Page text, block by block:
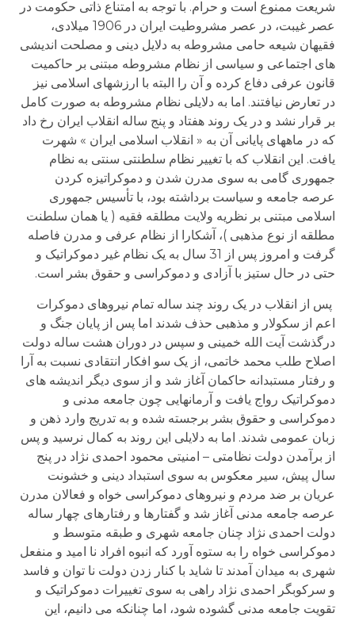
شریعت ممنوع است و حرام. با توجه به امتناع ذاتی حکومت در
عصر غیبت، در عصر مشروطیت ایران در 1906 میلادی،
فقیهان شیعه حامی مشروطه به دلایل دینی و مصلحت اندیشی
های اجتماعی و سیاسی از نظام مشروطه مبتنی بر حاکمیت
قانون عرفی دفاع کرده و آن را البته با ارزشهای اسلامی نیز
در تعارض نیافتند. اما به دلایلی نظام مشروطه به صورت کامل
بر قرار نشد و در یک روند هفتاد و پنج ساله انقلاب ایران رخ داد
که در ماههای پایانی آن به « انقلاب اسلامی ایران » شهرت
یافت. این انقلاب که با تغییر نظام سلطنتی سنتی به نظام
جمهوری گامی به سوی مدرن شدن و دموکراتیزه کردن
عرصه جامعه و سیاست برداشته بود، با تأسیس جمهوری
اسلامی مبتنی بر نظریه ولایت مطلقه فقیه ( یا همان سلطنت
مطلقه از نوع مذهبی )، آشکارا از نظام عرفی و مدرن فاصله
گرفت و امروز پس از 31 سال به یک نظام غیر دموکراتیک و
حتی در حال ستیز با آزادی و دموکراسی و حقوق بشر است.
پس از انقلاب در یک روند چند ساله تمام نیروهای دموکرات
اعم از سکولار و مذهبی حذف شدند اما پس از پایان جنگ و
درگذشت آیت الله خمینی و سپس در دوران هشت ساله دولت
اصلاح طلب محمد خاتمی، از یک سو افکار انتقادی نسبت به آرا
و رفتار مستبدانه حاکمان آغاز شد و از سوی دیگر اندیشه های
دموکراتیک رواج یافت و آرمانهایی چون جامعه مدنی و
دموکراسی و حقوق بشر برجسته شده و به تدریج وارد ذهن و
زبان عمومی شدند. اما به دلایلی این روند به کمال نرسید و پس
از برآمدن دولت نظامتی – امنیتی محمود احمدی نژاد در پنج
سال پیش، سیر معکوس به سوی استبداد دینی و خشونت
عریان بر ضد مردم و نیروهای دموکراسی خواه و فعالان مدرن
عرصه جامعه مدنی آغاز شد و گفتارها و رفتارهای چهار ساله
دولت احمدی نژاد چنان جامعه شهری و طبقه متوسط و
دموکراسی خواه را به ستوه آورد که انبوه افراد نا امید و منفعل
شهری به میدان آمدند تا شاید با کنار زدن دولت نا توان و فاسد
و سرکوبگر احمدی نژاد راهی به سوی تغییرات دموکراتیک و
تقویت جامعه مدنی گشوده شود، اما چنانکه می دانیم، این